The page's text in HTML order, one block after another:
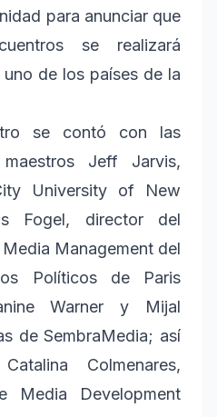
para anunciar que
se realizará
de los países de la
se contó con las
Jeff Jarvis,
University of New
Fogel, director del
Management del
Políticos de Paris
Warner y Mijal
de SembraMedia; así
Colmenares,
Media Development